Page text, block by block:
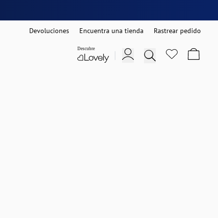
Devoluciones Encuentra una tienda Rastrear pedido